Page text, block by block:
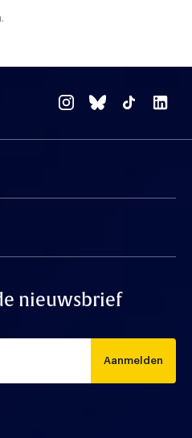
nieuwsbrief
Aanmelden